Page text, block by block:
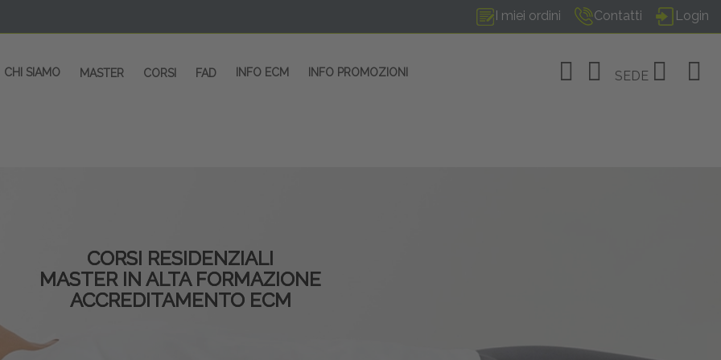
I miei ordini Contatti Login
CHI SIAMO MASTER CORSI FAD INFO ECM INFO PROMOZIONI SEDE
CORSI RESIDENZIALI
MASTER IN ALTA FORMAZIONE
ACCREDITAMENTO ECM